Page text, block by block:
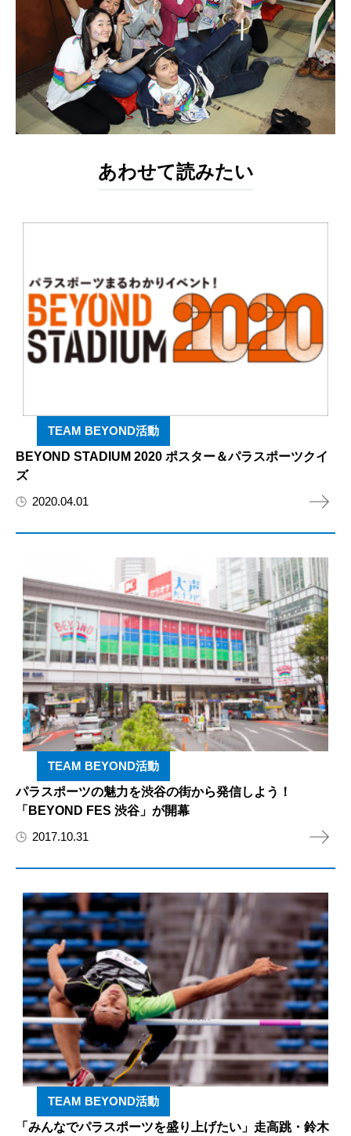
あわせて読みたい
TEAM BEYOND活動
BEYOND STADIUM 2020 ポスター＆パラスポーツクイ
ズ
2020.04.01
TEAM BEYOND活動
パラスポーツの魅力を渋谷の街から発信しよう！
「BEYOND FES 渋谷」が開幕
2017.10.31
TEAM BEYOND活動
「みんなでパラスポーツを盛り上げたい」走高跳・鈴木